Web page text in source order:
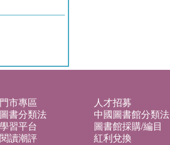
門市專區 人才招募
圖書分類法 中國圖書館分類法
學習平台 圖書館採購/編目
閱讀潮評 紅利兌換